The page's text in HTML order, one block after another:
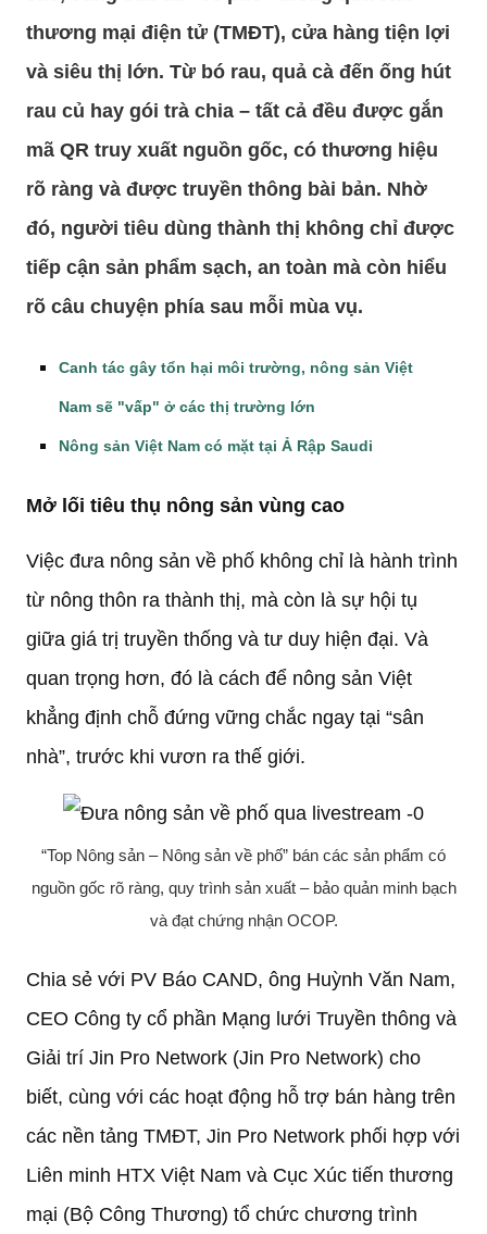
thương mại điện tử (TMĐT), cửa hàng tiện lợi
và siêu thị lớn. Từ bó rau, quả cà đến ống hút
rau củ hay gói trà chia – tất cả đều được gắn
mã QR truy xuất nguồn gốc, có thương hiệu
rõ ràng và được truyền thông bài bản. Nhờ
đó, người tiêu dùng thành thị không chỉ được
tiếp cận sản phẩm sạch, an toàn mà còn hiểu
rõ câu chuyện phía sau mỗi mùa vụ.
Canh tác gây tổn hại môi trường, nông sản Việt
Nam sẽ "vấp" ở các thị trường lớn
Nông sản Việt Nam có mặt tại Ả Rập Saudi
Mở lối tiêu thụ nông sản vùng cao
Việc đưa nông sản về phố không chỉ là hành trình
từ nông thôn ra thành thị, mà còn là sự hội tụ
giữa giá trị truyền thống và tư duy hiện đại. Và
quan trọng hơn, đó là cách để nông sản Việt
khẳng định chỗ đứng vững chắc ngay tại “sân
nhà”, trước khi vươn ra thế giới.
“Top Nông sản – Nông sản về phố” bán các sản phẩm có
nguồn gốc rõ ràng, quy trình sản xuất – bảo quản minh bạch
và đạt chứng nhận OCOP.
Chia sẻ với PV Báo CAND, ông Huỳnh Văn Nam,
CEO Công ty cổ phần Mạng lưới Truyền thông và
Giải trí Jin Pro Network (Jin Pro Network) cho
biết, cùng với các hoạt động hỗ trợ bán hàng trên
các nền tảng TMĐT, Jin Pro Network phối hợp với
Liên minh HTX Việt Nam và Cục Xúc tiến thương
mại (Bộ Công Thương) tổ chức chương trình